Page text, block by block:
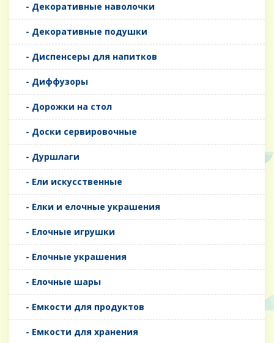
- Декоративные наволочки
- Декоративные подушки
- Диспенсеры для напитков
- Диффузоры
- Дорожки на стол
- Доски сервировочные
- Дуршлаги
- Ели искусственные
- Елки и елочные украшения
- Елочные игрушки
- Елочные украшения
- Елочные шары
- Емкости для продуктов
- Емкости для хранения